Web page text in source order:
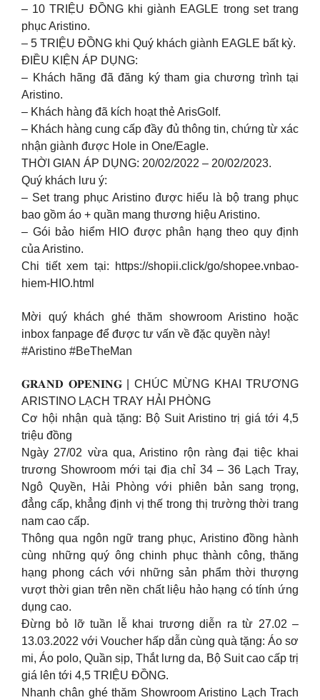
– 10 TRIỆU ĐỒNG khi giành EAGLE trong set trang
phục Aristino.
– 5 TRIỆU ĐỒNG khi Quý khách giành EAGLE bất kỳ.
ĐIỀU KIỆN ÁP DỤNG:
– Khách hãng đã đăng ký tham gia chương trình tại
Aristino.
– Khách hàng đã kích hoạt thẻ ArisGolf.
– Khách hàng cung cấp đầy đủ thông tin, chứng từ xác
nhận giành được Hole in One/Eagle.
THỜI GIAN ÁP DỤNG: 20/02/2022 – 20/02/2023.
Quý khách lưu ý:
– Set trang phục Aristino được hiểu là bộ trang phục
bao gồm áo + quần mang thương hiệu Aristino.
– Gói bảo hiểm HIO được phân hạng theo quy định
của Aristino.
Chi tiết xem tại: https://shopii.click/go/shopee.vnbao-
hiem-HIO.html
Mời quý khách ghé thăm showroom Aristino hoặc
inbox fanpage để được tư vấn về đặc quyền này!
#Aristino #BeTheMan
𝐆𝐑𝐀𝐍𝐃 𝐎𝐏𝐄𝐍𝐈𝐍𝐆 | CHÚC MỪNG KHAI TRƯƠNG
ARISTINO LẠCH TRAY HẢI PHÒNG
Cơ hội nhận quà tặng: Bộ Suit Aristino trị giá tới 4,5
triệu đồng
Ngày 27/02 vừa qua, Aristino rộn ràng đại tiệc khai
trương Showroom mới tại địa chỉ 34 – 36 Lạch Tray,
Ngô Quyền, Hải Phòng với phiên bản sang trọng,
đẳng cấp, khẳng định vị thế trong thị trường thời trang
nam cao cấp.
Thông qua ngôn ngữ trang phục, Aristino đồng hành
cùng những quý ông chinh phục thành công, thăng
hạng phong cách với những sản phẩm thời thượng
vượt thời gian trên nền chất liệu hảo hạng có tính ứng
dụng cao.
Đừng bỏ lỡ tuần lễ khai trương diễn ra từ 27.02 –
13.03.2022 với Voucher hấp dẫn cùng quà tặng: Áo sơ
mi, Áo polo, Quần sịp, Thắt lưng da, Bộ Suit cao cấp trị
giá lên tới 4,5 TRIỆU ĐỒNG.
Nhanh chân ghé thăm Showroom Aristino Lạch Trach